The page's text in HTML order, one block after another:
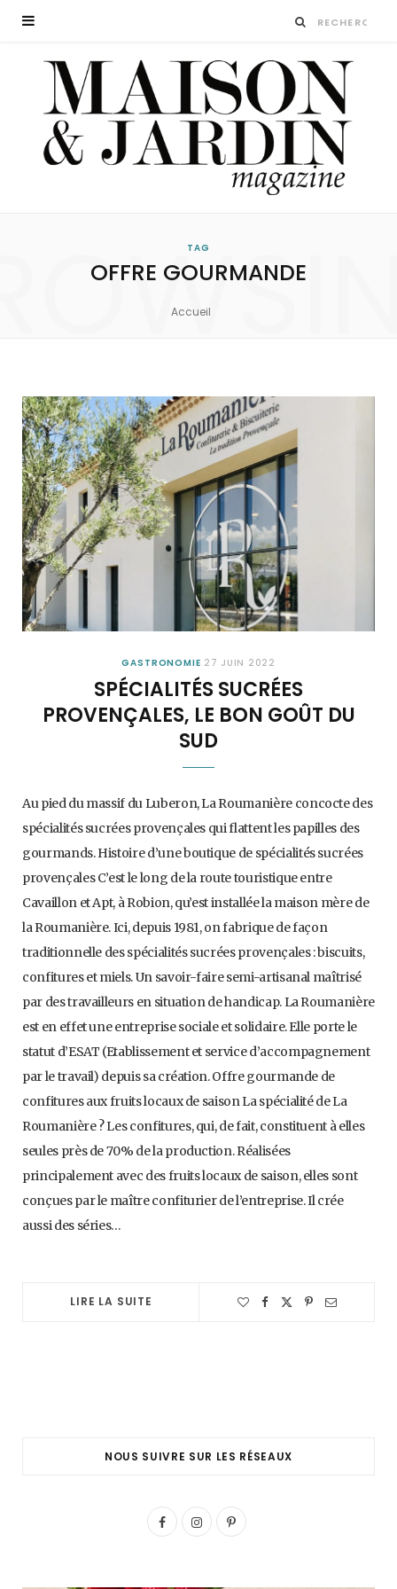
TAG
OFFRE GOURMANDE
Accueil
GASTRONOMIE 27 JUIN 2022
SPÉCIALITÉS SUCRÉES
PROVENÇALES, LE BON GOÛT DU
SUD
Au pied du massif du Luberon, La Roumanière concocte des
spécialités sucrées provençales qui flattent les papilles des
gourmands. Histoire d’une boutique de spécialités sucrées
provençales C’est le long de la route touristique entre
Cavaillon et Apt, à Robion, qu’est installée la maison mère de
la Roumanière. Ici, depuis 1981, on fabrique de façon
traditionnelle des spécialités sucrées provençales : biscuits,
confitures et miels. Un savoir-faire semi-artisanal maîtrisé
par des travailleurs en situation de handicap. La Roumanière
est en effet une entreprise sociale et solidaire. Elle porte le
statut d’ESAT (Etablissement et service d’accompagnement
par le travail) depuis sa création. Offre gourmande de
confitures aux fruits locaux de saison La spécialité de La
Roumanière ? Les confitures, qui, de fait, constituent à elles
seules près de 70% de la production. Réalisées
principalement avec des fruits locaux de saison, elles sont
conçues par le maître confiturier de l’entreprise. Il crée
aussi des séries…
LIRE LA SUITE
NOUS SUIVRE SUR LES RÉSEAUX
F
I
P